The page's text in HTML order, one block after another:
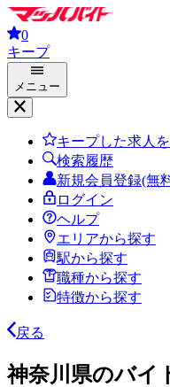
0
キープ
メニュー
キープした求人
検索履歴
新規会員登録(無
ログイン
ヘルプ
エリアから探す
駅から探す
職種から探す
特徴から探す
戻る
神奈川県のバイ